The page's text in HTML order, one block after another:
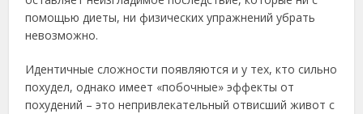
помощью диеты, ни физических упражнений убрать
невозможно.
Идентичные сложности появляются и у тех, кто сильно
похудел, однако имеет «побочные» эффекты от
похудений – это непривлекательный отвисший живот с